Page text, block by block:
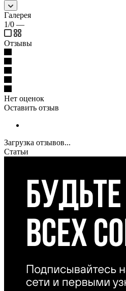
Галерея
1/0 —
Отзывы
Нет оценок
Оставить отзыв
Загрузка отзывов...
Статьи